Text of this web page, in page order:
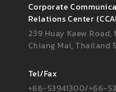
Corporate
Relations Center
239 Huay Kaew
Chiang Mai, Thailand
Tel/Fax
+66-53941300/+66-